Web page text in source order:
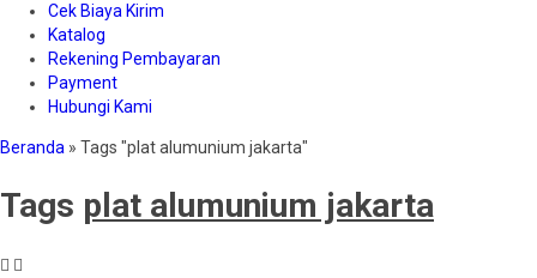
Cek Biaya Kirim
Katalog
Rekening Pembayaran
Payment
Hubungi Kami
Beranda » Tags "plat alumunium jakarta"
Tags plat alumunium jakarta